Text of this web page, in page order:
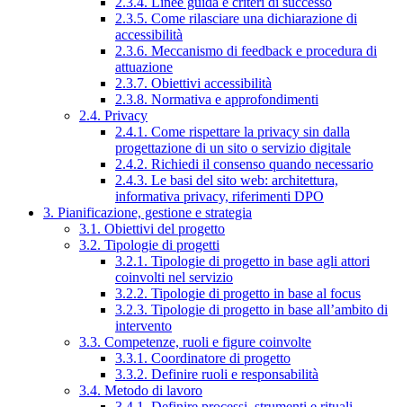
2.3.5. Come rilasciare una dichiarazione di
accessibilità
2.3.6. Meccanismo di feedback e procedura di
attuazione
2.3.7. Obiettivi accessibilità
2.3.8. Normativa e approfondimenti
2.4. Privacy
2.4.1. Come rispettare la privacy sin dalla
progettazione di un sito o servizio digitale
2.4.2. Richiedi il consenso quando necessario
2.4.3. Le basi del sito web: architettura,
informativa privacy, riferimenti DPO
3. Pianificazione, gestione e strategia
3.1. Obiettivi del progetto
3.2. Tipologie di progetti
3.2.1. Tipologie di progetto in base agli attori
coinvolti nel servizio
3.2.2. Tipologie di progetto in base al focus
3.2.3. Tipologie di progetto in base all’ambito di
intervento
3.3. Competenze, ruoli e figure coinvolte
3.3.1. Coordinatore di progetto
3.3.2. Definire ruoli e responsabilità
3.4. Metodo di lavoro